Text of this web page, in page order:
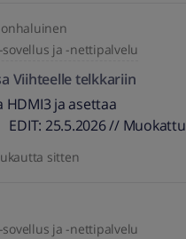
sovellus ja -nettipalvelu
Viihteelle telkkariin
ja asettaa
25.5.2026 // Muokattu
-Burnett
sitten
sovellus ja -nettipalvelu